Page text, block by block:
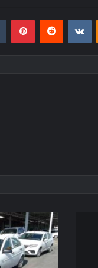
Tumblr PinterestReddit